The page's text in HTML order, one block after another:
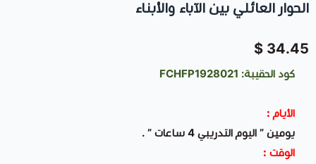
الحوار العائلي بين الآباء والأبناء
34.45 $
كود الحقيبة: FCHFP1928021
الأيام :
يومين ” اليوم التدريبي 4 ساعات ” .
الوقت :